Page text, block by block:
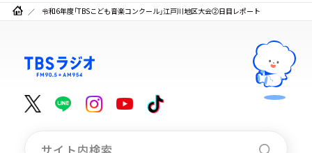
令和6年度「TBSこども音楽コンクール」江戸川地区大会②日目レポート